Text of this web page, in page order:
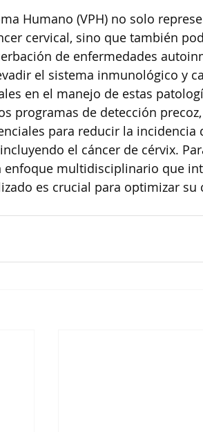
Humano (VPH) no solo
cervical, sino que también
de enfermedades
el sistema inmunológico y
en el manejo de estas
programas de detección
para reducir la incidencia
el cáncer de cérvix.
enfoque multidisciplinario que
es crucial para optimizar